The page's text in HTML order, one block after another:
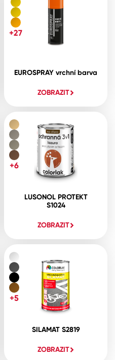
EUROSPRAY vrchní barva
ZOBRAZIT
+27
LUSONOL PROTEKT
S1024
ZOBRAZIT
+6
SILAMAT S2819
ZOBRAZIT
+5